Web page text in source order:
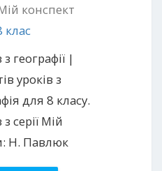
конспект
клас
географії |
уроків з
для 8 класу.
серії Мій
Н. Павлюк